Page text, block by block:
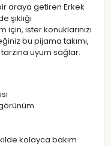
araya getiren Erkek
şıklığı
ister konuklarınızı
bu pijama takımı,
uyum sağlar.
kolayca bakım